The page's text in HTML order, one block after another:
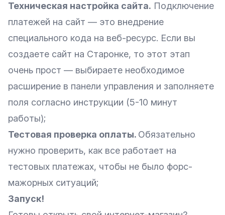
Техническая настройка сайта. Подключение
платежей на сайт — это внедрение
специального кода на веб-ресурс. Если вы
создаете сайт на Старонке, то этот этап
очень прост — выбираете необходимое
расширение в панели управления и заполняете
поля согласно инструкции (5-10 минут
работы);
Тестовая проверка оплаты. Обязательно
нужно проверить, как все работает на
тестовых платежах, чтобы не было форс-
мажорных ситуаций;
Запуск!